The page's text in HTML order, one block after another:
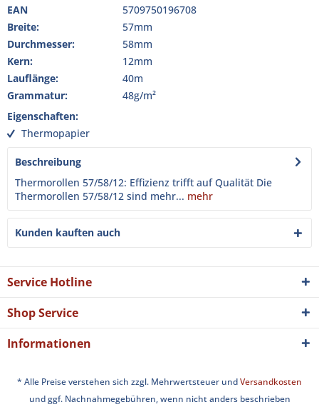
EAN
5709750196708
Breite:
57mm
Durchmesser:
58mm
Kern:
12mm
Lauflänge:
40m
Grammatur:
48g/m²
Eigenschaften:
Thermopapier
Beschreibung
Thermorollen 57/58/12: Effizienz trifft auf Qualität Die
Thermorollen 57/58/12 sind mehr... mehr
Kunden kauften auch
Service Hotline
Shop Service
Informationen
* Alle Preise verstehen sich zzgl. Mehrwertsteuer undVersandkosten
und ggf. Nachnahmegebühren, wenn nicht anders beschrieben